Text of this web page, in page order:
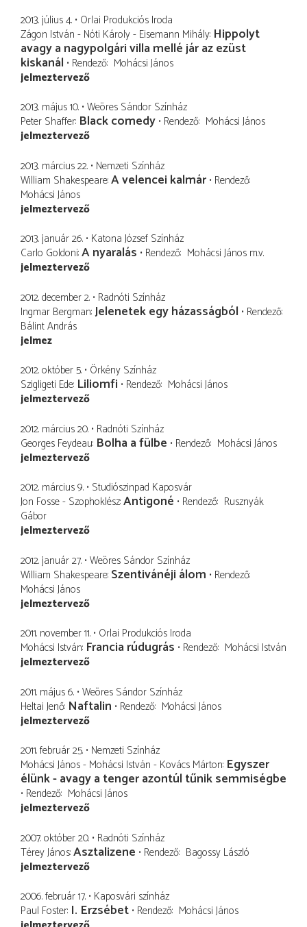
2013. július 4. Orlai Produkciós Iroda
Zágon István - Nóti Károly - Eisemann Mihály Hippolyt
avagy a nagypolgári villa mellé jár az ezüst
kiskanál Rendező Mohácsi János
jelmeztervező
2013. május 10. Weöres Sándor Színház
Peter Shaffer Black comedy Rendező Mohácsi János
jelmeztervező
2013. március 22. Nemzeti Színház
William Shakespeare A velencei kalmár Rendező
Mohácsi János
jelmeztervező
2013. január 26. Katona József Színház
Carlo Goldoni A nyaralás Rendező Mohácsi János m.v.
jelmeztervező
2012. december 2. Radnóti Színház
Ingmar Bergman Jelenetek egy házasságból Rendező
Bálint András
jelmez
2012. október 5. Örkény Színház
Szigligeti Ede Liliomfi Rendező Mohácsi János
jelmeztervező
2012. március 20. Radnóti Színház
Georges Feydeau Bolha a fülbe Rendező Mohácsi János
jelmeztervező
2012. március 9. Studiószinpad Kaposvár
Jon Fosse - Szophoklész Antigoné Rendező Rusznyák
Gábor
jelmeztervező
2012. január 27. Weöres Sándor Színház
William Shakespeare Szentivánéji álom Rendező
Mohácsi János
jelmeztervező
2011. november 11. Orlai Produkciós Iroda
Mohácsi István Francia rúdugrás Rendező Mohácsi István
jelmeztervező
2011. május 6. Weöres Sándor Színház
Heltai Jenő Naftalin Rendező Mohácsi János
jelmeztervező
2011. február 25. Nemzeti Színház
Mohácsi János - Mohácsi István - Kovács Márton Egyszer
élünk - avagy a tenger azontúl tűnik semmiségbe
Rendező Mohácsi János
jelmeztervező
2007. október 20. Radnóti Színház
Térey János Asztalizene Rendező Bagossy László
jelmeztervező
2006. február 17. Kaposvári színház
Paul Foster I. Erzsébet Rendező Mohácsi János